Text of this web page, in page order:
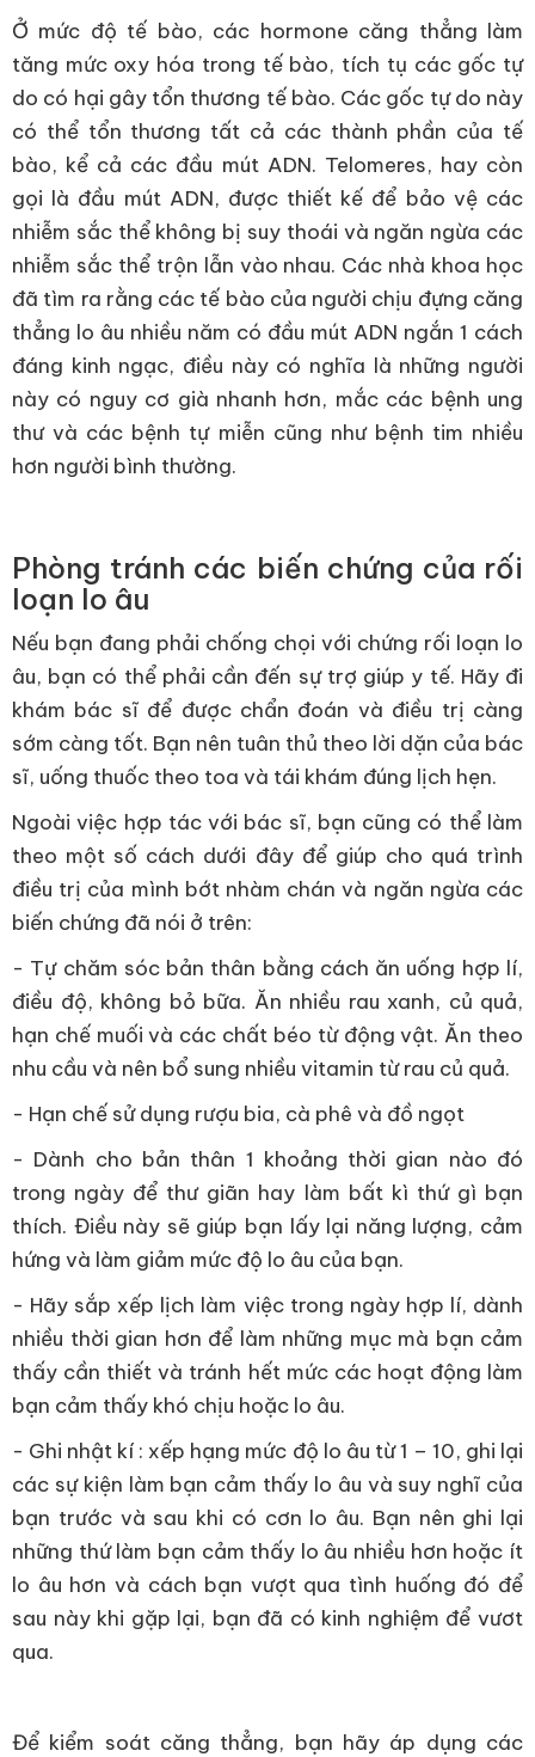
Ở mức độ tế bào, các hormone căng thẳng làm
tăng mức oxy hóa trong tế bào, tích tụ các gốc tự
do có hại gây tổn thương tế bào. Các gốc tự do này
có thể tổn thương tất cả các thành phần của tế
bào, kể cả các đầu mút ADN. Telomeres, hay còn
gọi là đầu mút ADN, được thiết kế để bảo vệ các
nhiễm sắc thể không bị suy thoái và ngăn ngừa các
nhiễm sắc thể trộn lẫn vào nhau. Các nhà khoa học
đã tìm ra rằng các tế bào của người chịu đựng căng
thẳng lo âu nhiều năm có đầu mút ADN ngắn 1 cách
đáng kinh ngạc, điều này có nghĩa là những người
này có nguy cơ già nhanh hơn, mắc các bệnh ung
thư và các bệnh tự miễn cũng như bệnh tim nhiều
hơn người bình thường.
Phòng tránh các biến chứng của rối
loạn lo âu
Nếu bạn đang phải chống chọi với chứng rối loạn lo
âu, bạn có thể phải cần đến sự trợ giúp y tế. Hãy đi
khám bác sĩ để được chẩn đoán và điều trị càng
sớm càng tốt. Bạn nên tuân thủ theo lời dặn của bác
sĩ, uống thuốc theo toa và tái khám đúng lịch hẹn.
Ngoài việc hợp tác với bác sĩ, bạn cũng có thể làm
theo một số cách dưới đây để giúp cho quá trình
điều trị của mình bớt nhàm chán và ngăn ngừa các
biến chứng đã nói ở trên:
- Tự chăm sóc bản thân bằng cách ăn uống hợp lí,
điều độ, không bỏ bữa. Ăn nhiều rau xanh, củ quả,
hạn chế muối và các chất béo từ động vật. Ăn theo
nhu cầu và nên bổ sung nhiều vitamin từ rau củ quả.
- Hạn chế sử dụng rượu bia, cà phê và đồ ngọt
- Dành cho bản thân 1 khoảng thời gian nào đó
trong ngày để thư giãn hay làm bất kì thứ gì bạn
thích. Điều này sẽ giúp bạn lấy lại năng lượng, cảm
hứng và làm giảm mức độ lo âu của bạn.
- Hãy sắp xếp lịch làm việc trong ngày hợp lí, dành
nhiều thời gian hơn để làm những mục mà bạn cảm
thấy cần thiết và tránh hết mức các hoạt động làm
bạn cảm thấy khó chịu hoặc lo âu.
- Ghi nhật kí : xếp hạng mức độ lo âu từ 1 – 10, ghi lại
các sự kiện làm bạn cảm thấy lo âu và suy nghĩ của
bạn trước và sau khi có cơn lo âu. Bạn nên ghi lại
những thứ làm bạn cảm thấy lo âu nhiều hơn hoặc ít
lo âu hơn và cách bạn vượt qua tình huống đó để
sau này khi gặp lại, bạn đã có kinh nghiệm để vươt
qua.
Để kiểm soát căng thẳng, bạn hãy áp dụng các